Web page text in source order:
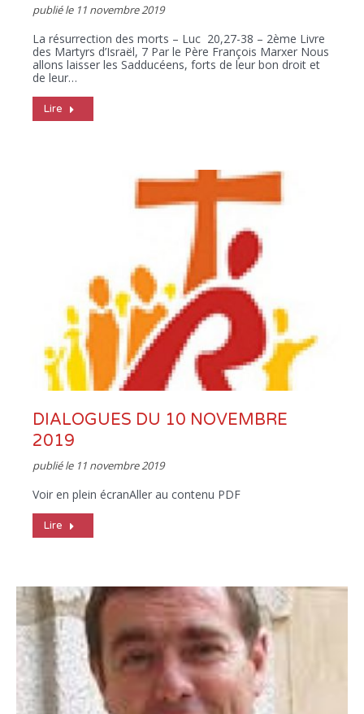
publié le 11 novembre 2019
La résurrection des morts – Luc 20,27-38 – 2ème Livre
des Martyrs d’Israël, 7 Par le Père François Marxer Nous
allons laisser les Sadducéens, forts de leur bon droit et
de leur…
Lire
DIALOGUES DU 10 NOVEMBRE
2019
publié le 11 novembre 2019
Voir en plein écranAller au contenu PDF
Lire